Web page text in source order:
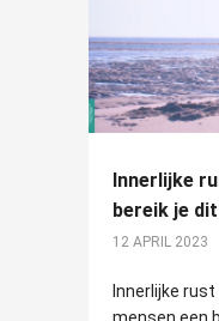
Innerlijke
bereik je
12 APRIL 2023
Innerlijke rust